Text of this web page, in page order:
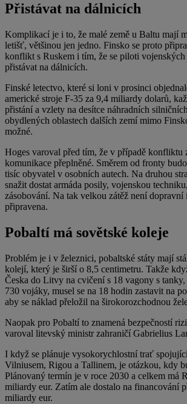
Přistávat na dálnicích
Komplikací je i to, že malé země u Baltu mají
letišť, většinou jen jedno. Finsko se proto
konflikt s Ruskem i tím, že se piloti vojenských
přistávat na dálnicích.
Finské letectvo, které si loni v prosinci
americké stroje F-35 za 9,4 miliardy dolarů,
přistání a vzlety na desítce náhradních
obydlených oblastech dalších zemí mimo
možné.
Hoges varoval před tím, že v případě konfliktu
komunikace přeplněné. Směrem od fronty
tisíc obyvatel v osobních autech. Na druhou
snažit dostat armáda posily, vojenskou
zásobování. Na tak velkou zátěž není dopravní
připravena.
Pobaltí má sovětské koleje
Problém je i v železnici, pobaltské státy mají
kolejí, který je širší o 8,5 centimetru. Takže
Česka do Litvy na cvičení s 18 vagony s
730 vojáky, musel se na 18 hodin zastavit na
aby se náklad přeložil na širokorozchodnou
Naopak pro Pobaltí to znamená bezpečností
varoval litevský ministr zahraničí Gabrielius
I když se plánuje vysokorychlostní trať
Vilniusem, Rigou a Tallinem, je otázkou, kdy
Plánovaný termín je v roce 2030 a celkem má
miliardy eur. Zatím ale dostalo na financování
miliardy eur.